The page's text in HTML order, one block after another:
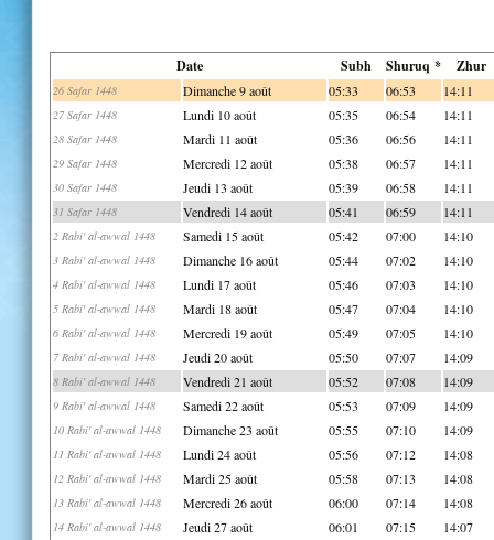
Date Subh Shuruq * Zhur
26 Safar 1448 Dimanche 9 août 05:33 06:53 14:11
27 Safar 1448 Lundi 10 août 05:35 06:54 14:11
28 Safar 1448 Mardi 11 août 05:36 06:56 14:11
29 Safar 1448 Mercredi 12 août 05:38 06:57 14:11
30 Safar 1448 Jeudi 13 août 05:39 06:58 14:11
31 Safar 1448 Vendredi 14 août 05:41 06:59 14:11
2 Rabi' al-awwal 1448 Samedi 15 août 05:42 07:00 14:10
3 Rabi' al-awwal 1448 Dimanche 16 août 05:44 07:02 14:10
4 Rabi' al-awwal 1448 Lundi 17 août 05:46 07:03 14:10
5 Rabi' al-awwal 1448 Mardi 18 août 05:47 07:04 14:10
6 Rabi' al-awwal 1448 Mercredi 19 août 05:49 07:05 14:10
7 Rabi' al-awwal 1448 Jeudi 20 août 05:50 07:07 14:09
8 Rabi' al-awwal 1448 Vendredi 21 août 05:52 07:08 14:09
9 Rabi' al-awwal 1448 Samedi 22 août 05:53 07:09 14:09
10 Rabi' al-awwal 1448 Dimanche 23 août 05:55 07:10 14:09
11 Rabi' al-awwal 1448 Lundi 24 août 05:56 07:12 14:08
12 Rabi' al-awwal 1448 Mardi 25 août 05:58 07:13 14:08
13 Rabi' al-awwal 1448 Mercredi 26 août 06:00 07:14 14:08
14 Rabi' al-awwal 1448 Jeudi 27 août 06:01 07:15 14:07